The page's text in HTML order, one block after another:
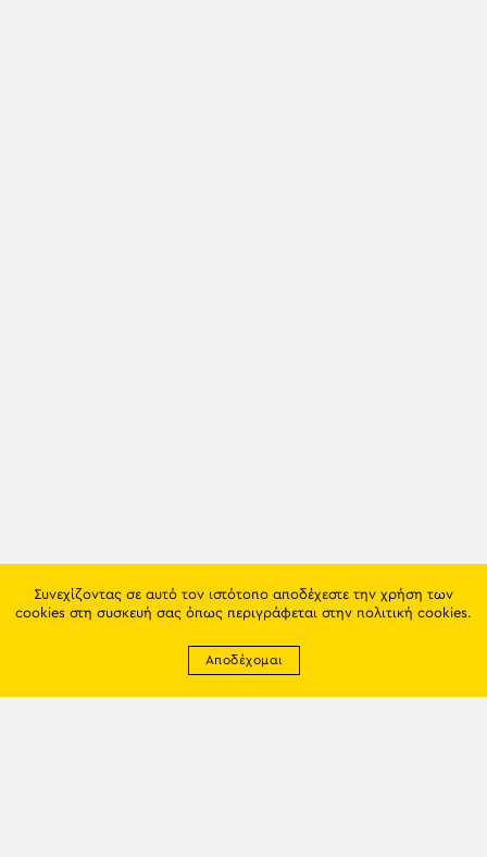
Συνεχίζοντας σε αυτό τον ιστότοπο αποδέχεστε την χρήση των
cookies στη συσκευή σας όπως περιγράφεται στην πολιτική cookies.
Αποδέχομαι